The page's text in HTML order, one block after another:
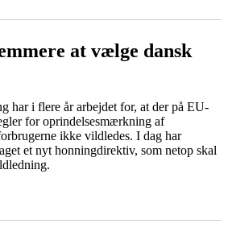
at vælge dansk
har i flere år arbejdet for, at der på EU-
for oprindelsesmærkning af
ikke vildledes. I dag har
et nyt honningdirektiv, som netop skal